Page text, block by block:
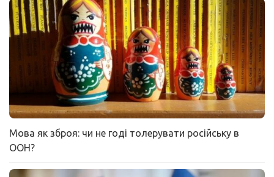
Мова як зброя: чи не годі толерувати російську в
ООН?